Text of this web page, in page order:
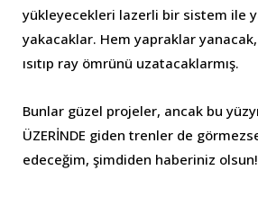
yükleyecekleri lazerli bir sistem ile
yakacaklar. Hem yapraklar
ısıtıp ray ömrünü uzatacaklarmış.
Bunlar güzel projeler, ancak bu
ÜZERİNDE giden trenler de
edeceğim, şimdiden haberiniz olsun!